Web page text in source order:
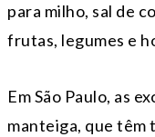
para milho, sal de
frutas, legumes e
Em São Paulo, as
manteiga, que têm